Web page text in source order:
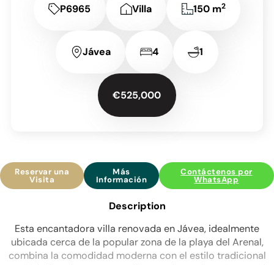
P6965 Villa 150 m2
Jávea 4 1
€525,000
Reservar una
Visita
Más
Información
Contáctenos por
WhatsApp
Description
Esta encantadora villa renovada en Jávea, idealmente
ubicada cerca de la popular zona de la playa del Arenal,
combina la comodidad moderna con el estilo tradicional